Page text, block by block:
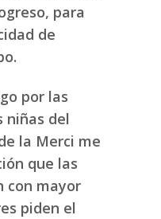
para
de
por las
niñas del
la Merci me
que las
con mayor
piden el